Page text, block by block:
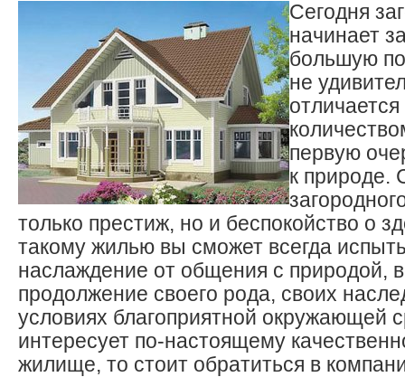
Сегодня
начинает
большую
не
первую
к природе.
только престиж, но и беспокойство о
такому жилью вы сможет всегда
наслаждение от общения с природой,
продолжение своего рода, своих
условиях благоприятной окружающей
интересует по-настоящему
жилище, то стоит обратиться в